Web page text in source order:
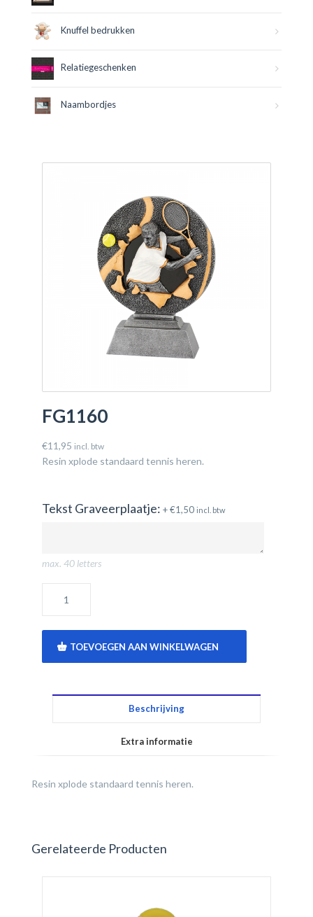
Knuffel bedrukken
Relatiegeschenken
Naambordjes
FG1160
€11,95 incl. btw
Resin xplode standaard tennis heren.
Tekst Graveerplaatje: +€1,50 incl. btw
max. 40 letters
TOEVOEGEN AAN WINKELWAGEN
Beschrijving
Extra informatie
Resin xplode standaard tennis heren.
Gerelateerde Producten